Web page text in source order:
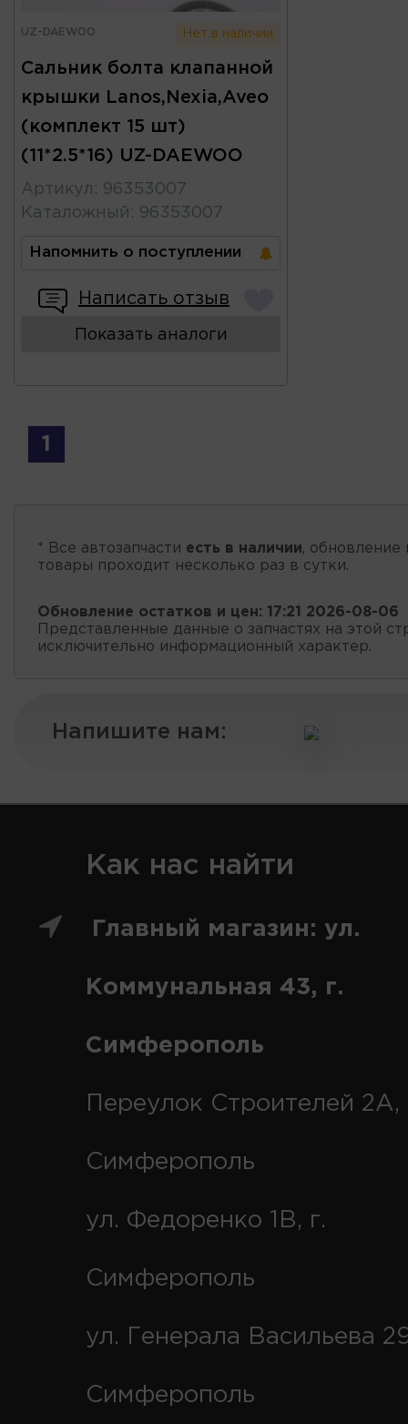
UZ-DAEWOO Нет в наличии
Сальник болта клапанной
крышки Lanos,Nexia,Aveo
(комплект 15 шт)
(11*2.5*16) UZ-DAEWOO
Артикул : 96353007
Каталожный : 96353007
Напомнить о поступлении
Написать отзыв
Показать аналоги
1
* Все автозапчасти есть в наличии, обновление
товары проходит несколько раз в сутки.
Обновление остатков и цен: 17:21 2026-08-06
Представленные данные о запчастях на этой
исключительно информационный характер.
Напишите нам:
Как нас найти
Главный магазин: ул.
Коммунальная 43, г.
Симферополь
Переулок Строителей 2А,
Симферополь
ул. Федоренко 1В, г.
Симферополь
ул. Генерала Васильева
Симферополь